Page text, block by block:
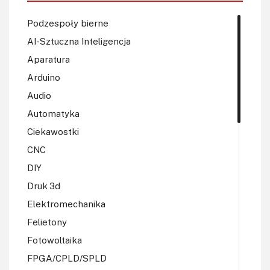
Podzespoły bierne
AI-Sztuczna Inteligencja
Aparatura
Arduino
Audio
Automatyka
Ciekawostki
CNC
DIY
Druk 3d
Elektromechanika
Felietony
Fotowoltaika
FPGA/CPLD/SPLD